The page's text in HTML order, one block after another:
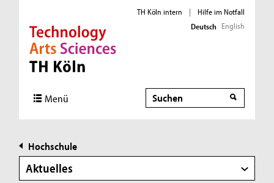
Direkt zur Hauptnavigation
Direkt zur Subnavigation
Direkt zum Inhalt
Direkt zum Fußbereich
TH Köln intern |
Hilfe im Notfall
Deutsch English
Menü Suche
Hochschule
Aktuelles